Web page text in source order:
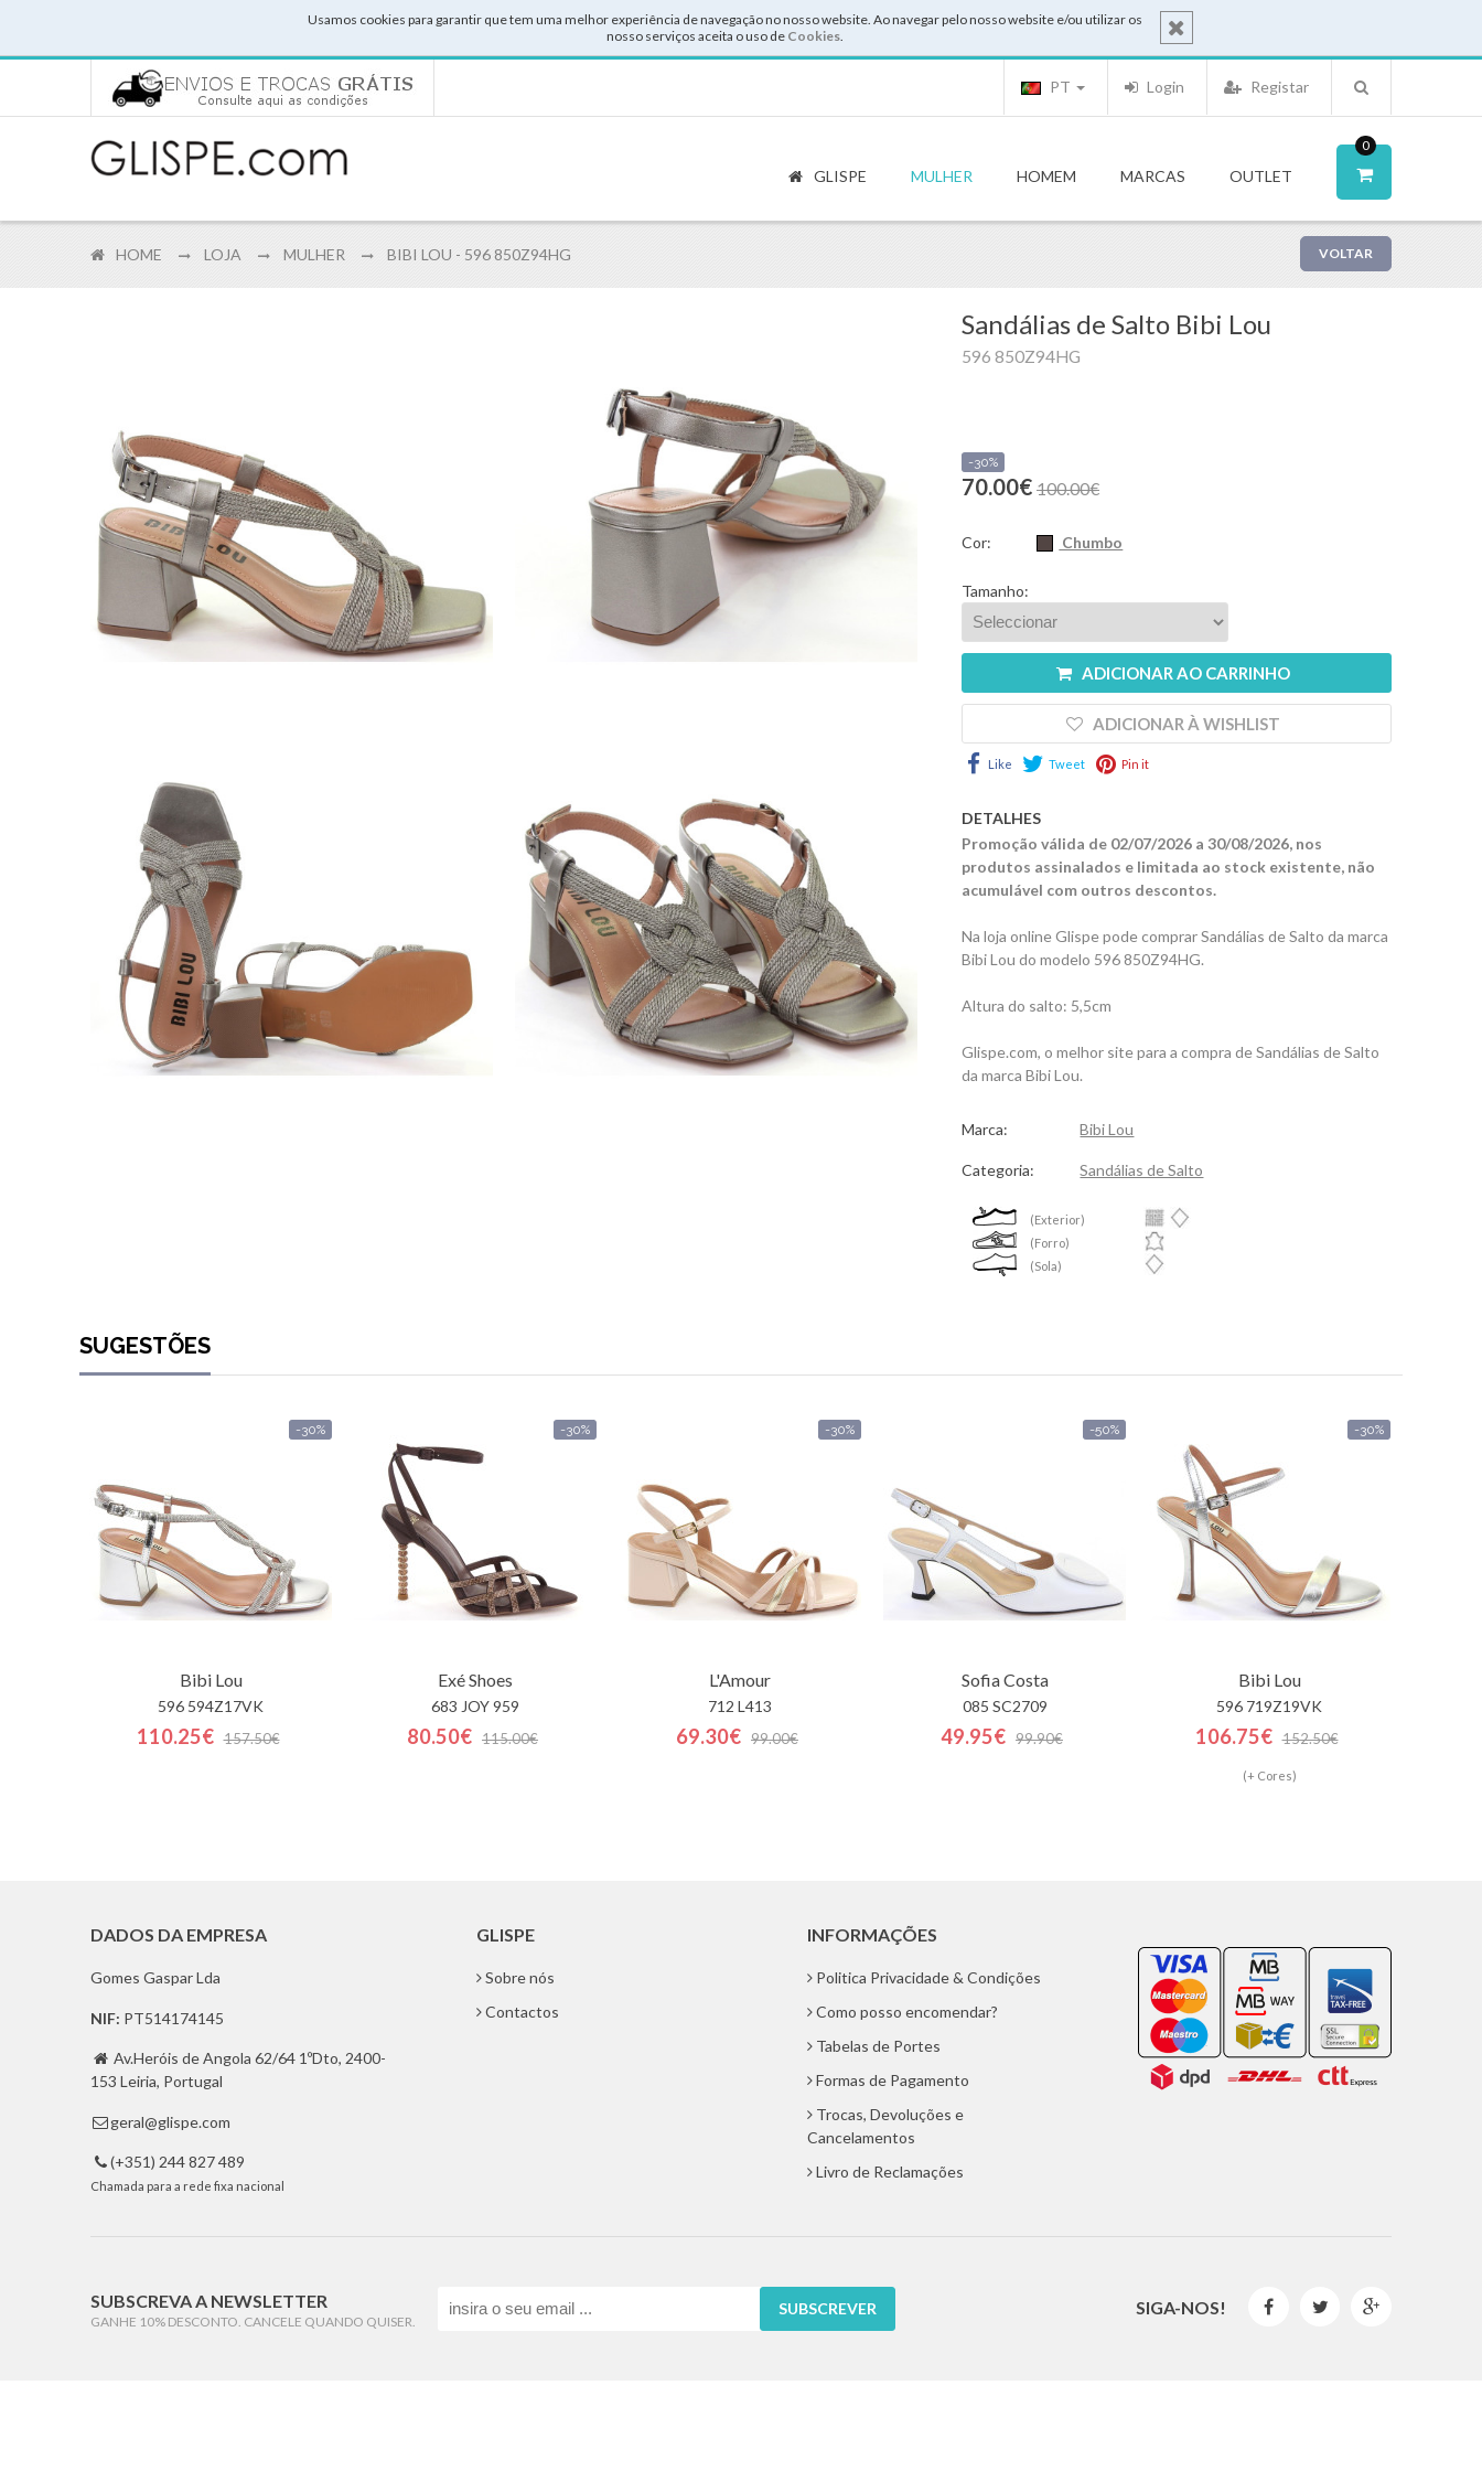
Usamos cookies para garantir que tem uma melhor experiência de navegação no nosso website. Ao navegar pelo nosso website e/ou utilizar os
nosso serviços aceita o uso de Cookies.
Registar
Login
PT
0
GLISPE MULHER HOMEM MARCAS OUTLET
VOLTAR
HOME LOJA MULHER BIBI LOU - 596 850Z94HG
Sandálias de Salto Bibi Lou
596 850Z94HG
-30%
70.00€ 100.00€
Cor: Chumbo
Tamanho:
ADICIONAR AO CARRINHO
ADICIONAR À WISHLIST
Like Tweet Pin it
DETALHES
Promoção válida de 02/07/2026 a 30/08/2026, nos
produtos assinalados e limitada ao stock existente, não
acumulável com outros descontos.
Na loja online Glispe pode comprar Sandálias de Salto da marca
Bibi Lou do modelo 596 850Z94HG.
Altura do salto: 5,5cm
Glispe.com, o melhor site para a compra de Sandálias de Salto
da marca Bibi Lou.
Marca: Bibi Lou
Categoria: Sandálias de Salto
(Exterior)
(Forro)
(Sola)
SUGESTÕES
-30%
Bibi Lou
596 594Z17VK
110.25€ 157.50€
-30%
Exé Shoes
683 JOY 959
80.50€ 115.00€
-30%
L'Amour
712 L413
69.30€ 99.00€
-50%
Sofia Costa
085 SC2709
49.95€ 99.90€
-30%
Bibi Lou
596 719Z19VK
106.75€ 152.50€
(+ Cores)
DADOS DA EMPRESA
Gomes Gaspar Lda
NIF: PT514174145
 Av.Heróis de Angola 62/64 1ºDto, 2400-
153 Leiria, Portugal
 geral@glispe.com
 (+351) 244 827 489
Chamada para a rede fixa nacional
GLISPE
Sobre nós
Contactos
INFORMAÇÕES
Politica Privacidade & Condições
Como posso encomendar?
Tabelas de Portes
Formas de Pagamento
Trocas, Devoluções e
Cancelamentos
Livro de Reclamações
SUBSCREVA A NEWSLETTER
GANHE 10% DESCONTO. CANCELE QUANDO QUISER.
SUBSCREVER SIGA-NOS!   